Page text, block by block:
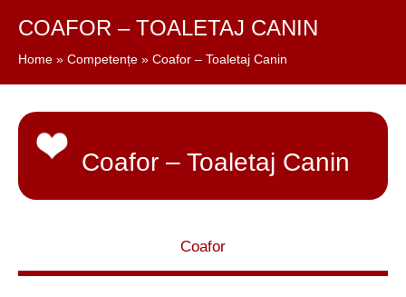
COAFOR – TOALETAJ CANIN
Home » Competențe » Coafor – Toaletaj Canin
Coafor – Toaletaj Canin
Coafor